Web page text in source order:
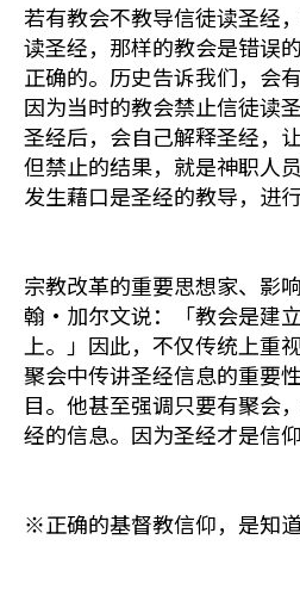
若有教会不教导信徒读圣经
读圣经，那样的教会是错误
正确的。历史告诉我们，会
因为当时的教会禁止信徒读
圣经后，会自己解释圣经，
但禁止的结果，就是神职人
发生藉口是圣经的教导，进
宗教改革的重要思想家、影
翰‧加尔文说：「教会是建
上。」因此，不仅传统上重
聚会中传讲圣经信息的重要
目。他甚至强调只要有聚会
经的信息。因为圣经才是信仰
※正确的基督教信仰，是知